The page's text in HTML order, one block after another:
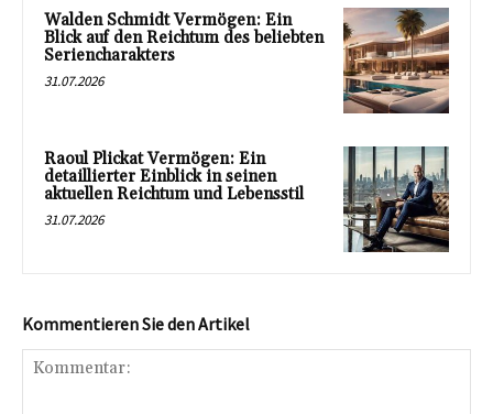
Walden Schmidt Vermögen: Ein
Blick auf den Reichtum des beliebten
Seriencharakters
31.07.2026
Raoul Plickat Vermögen: Ein
detaillierter Einblick in seinen
aktuellen Reichtum und Lebensstil
31.07.2026
Kommentieren Sie den Artikel